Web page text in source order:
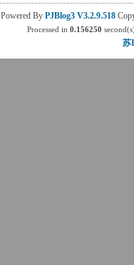
Powered By PJBlog3 V3.2.9.518
Processed in0.156250
苏